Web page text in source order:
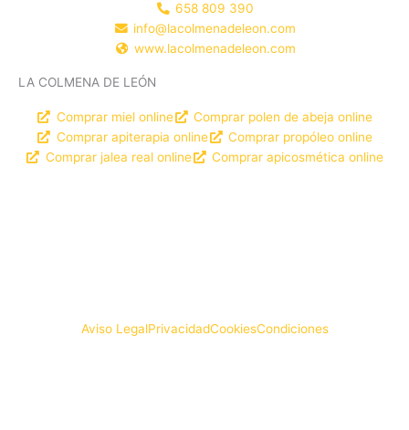
658 809 390
info@lacolmenadeleon.com
www.lacolmenadeleon.com
LA COLMENA DE LEÓN
Comprar miel online
Comprar polen de abeja online
Comprar apiterapia online
Comprar propóleo online
Comprar jalea real online
Comprar apicosmética online
Aviso LegalPrivacidadCookiesCondiciones